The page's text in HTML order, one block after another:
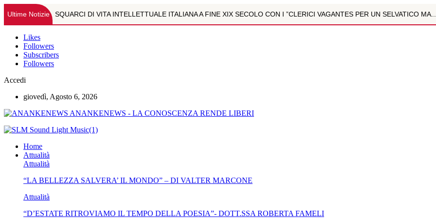
Ultime Notizie SQUARCI DI VITA INTELLETTUALE ITALIANA A FINE XIX SECOLO CON I ”CLERICI VAGANTES PER UN SELVATICO MA...
TEMI VARI DI ASTROLOGIA-DOTT.RE MARCO CALZOLI
"LA BELLEZZA SALVERA' IL MONDO" - DI VALTER MARCONE
"D’ESTATE RITROVIAMO IL TEMPO DELLA POESIA"- DOTT.SSA ROBERTA FAMELI
BAMBINI E ADOLESCENTI AL SICURO IN ESTATE: LA BUSSOLA PSICOLOGICA TRA PROTEZIONE E BUON SENSO IN...
Likes
Followers
Subscribers
Followers
Accedi
giovedì, Agosto 6, 2026
ANANKENEWS - LA CONOSCENZA RENDE LIBERI
Home
Attualità
Attualità
“LA BELLEZZA SALVERA’ IL MONDO” – DI VALTER MARCONE
Attualità
“D’ESTATE RITROVIAMO IL TEMPO DELLA POESIA”- DOTT.SSA ROBERTA FAMELI